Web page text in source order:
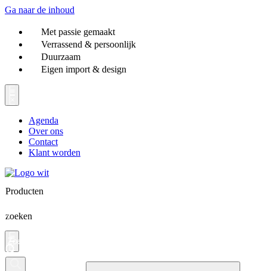
Ga naar de inhoud
Met passie gemaakt
Verrassend & persoonlijk
Duurzaam
Eigen import & design
Agenda
Over ons
Contact
Klant worden
Producten
zoeken